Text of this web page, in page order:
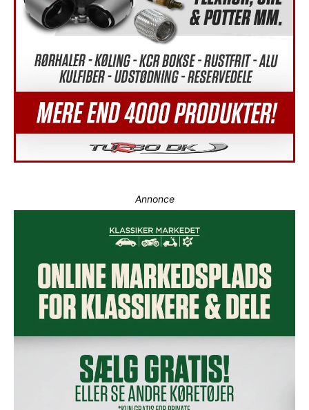
Annonce